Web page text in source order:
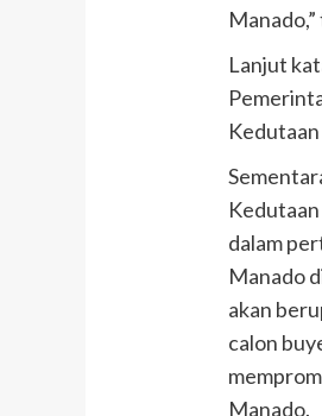
Lanjut
dalam
Manado
akan
calon
Manado.